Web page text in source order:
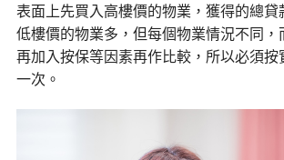
表面上先買入高樓價的物業，獲得的總貸
低樓價的物業多，但每個物業情況不同，
再加入按保等因素再作比較，所以必須按
一次。